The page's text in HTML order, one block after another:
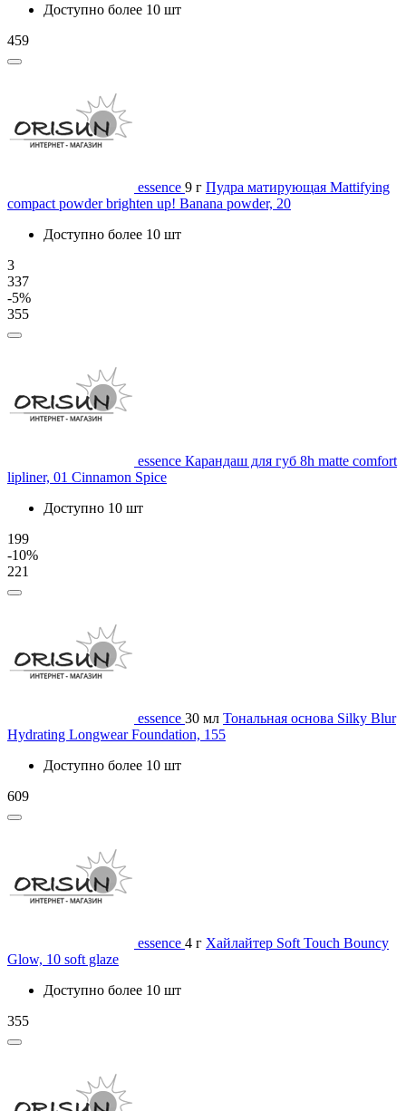
Доступно более 10 шт
459
essence 9 г Пудра матирующая Mattifying
compact powder brighten up! Banana powder, 20
Доступно более 10 шт
3
337
-5%
355
essence Карандаш для губ 8h matte comfort
lipliner, 01 Cinnamon Spice
Доступно 10 шт
199
-10%
221
essence 30 мл Тональная основа Silky Blur
Hydrating Longwear Foundation, 155
Доступно более 10 шт
609
essence 4 г Хайлайтер Soft Touch Bouncy
Glow, 10 soft glaze
Доступно более 10 шт
355